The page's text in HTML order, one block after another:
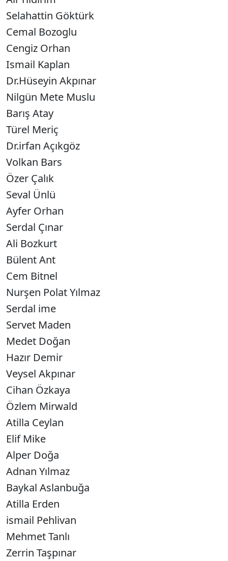
Selahattin Göktürk
Cemal Bozoglu
Cengiz Orhan
Ismail Kaplan
Dr.Hüseyin Akpınar
Nilgün Mete Muslu
Barış Atay
Türel Meriç
Dr.irfan Açıkgöz
Volkan Bars
Özer Çalık
Seval Ünlü
Ayfer Orhan
Serdal Çınar
Ali Bozkurt
Bülent Ant
Cem Bitnel
Nurşen Polat Yılmaz
Serdal ime
Servet Maden
Medet Doğan
Hazır Demir
Veysel Akpınar
Cihan Özkaya
Özlem Mirwald
Atilla Ceylan
Elif Mike
Alper Doğa
Adnan Yılmaz
Baykal Aslanbuğa
Atilla Erden
ismail Pehlivan
Mehmet Tanlı
Zerrin Taşpınar